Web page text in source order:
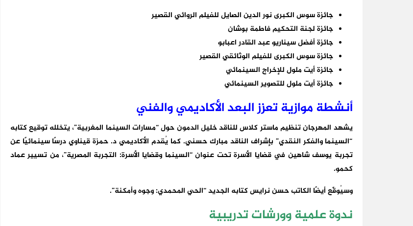
جائزة سوس الكبرى نور الدين الصايل للفيلم الروائي القصير
جائزة لجنة التحكيم فاطمة بوشان
جائزة أفضل سيناريو عبد القادر اعبابو
جائزة سوس الكبرى للفيلم الوثائقي القصير
جائزة أيت ملول للإخراج السينمائي
جائزة أيت ملول للتصوير السينمائي
أنشطة موازية تعزز البعد الأكاديمي والفني
يشهد المهرجان تنظيم ماستر كلاس للناقد خليل الدمون حول “مسارات السينما المغربية”، يتخلله توقيع كتابه
“السينما والفكر النقدي” بإشراف الناقد مبارك حسني. كما يُقدم الأكاديمي د. حمزة قيناوي درسًا سينمائيًا عن
تجربة يوسف شاهين في قضايا الأسرة تحت عنوان “السينما وقضايا الأسرة: التجربة المصرية”، من تسيير عماد
كحمو.
وسيُوقّع أيضًا الكاتب حسن نرايس كتابه الجديد “الحي المحمدي: وجوه وأمكنة”.
ندوة علمية وورشات تدريبية